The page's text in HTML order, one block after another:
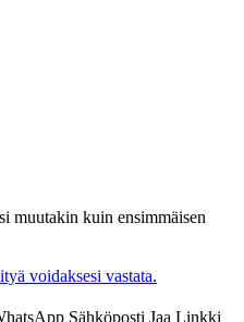
muutakin kuin ensimmäisen
voidaksesi vastata.
Sähköposti Jaa Linkki